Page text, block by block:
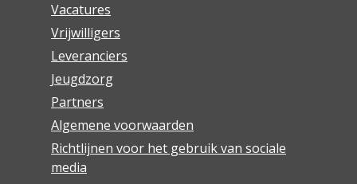
Vacatures
Vrijwilligers
Leveranciers
Jeugdzorg
Partners
Algemene voorwaarden
Richtlijnen voor het gebruik van sociale
media